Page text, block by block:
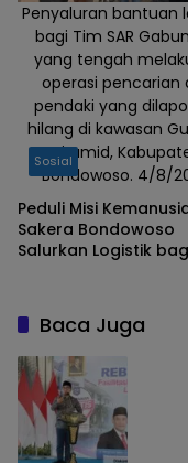
Penyaluran bantuan
bagi Tim SAR
yang tengah
operasi pencarian
pendaki yang
hilang di kawasan
Piramid,
Bondowoso. 4/8/
Sosial
Peduli Misi
Sakera Bondowoso
Salurkan Logistik
Baca Juga